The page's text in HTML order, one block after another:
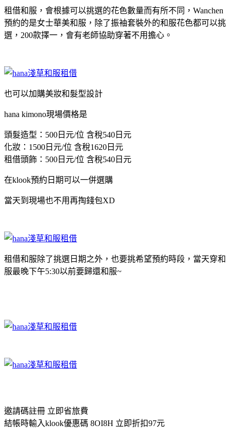
租借和服，會根據可以挑選的花色數量而有所不同，Wanchen
預約的是女士華美和服，除了振袖套裝外的和服花色都可以挑
選，200款擇一，會有老師協助穿著不用擔心。
也可以加購美妝和髮型設計
hana kimono現場價格是
頭髮造型：500日元/位 含稅540日元
化妝：1500日元/位 含稅1620日元
租借頭飾：500日元/位 含稅540日元
在klook預約日期可以一併選購
當天到現場也不用再掏錢包XD
租借和服除了挑選日期之外，也要挑希望預約時段，當天穿和
服最晚下午5:30以前要歸還和服~
邀請碼註冊 立即省旅費
結帳時輸入klook優惠碼 8OI8H 立即折扣97元